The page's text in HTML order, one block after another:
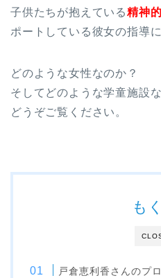
子供たちが抱えている精神
ポートしている彼女の指導
どのような女性なのか？
そしてどのような学童施設
どうぞご覧ください。
も
戸倉恵利香さんのプ